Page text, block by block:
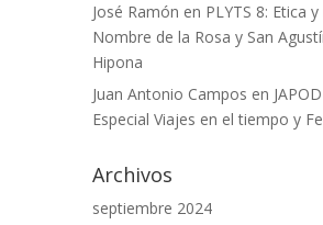
José Ramón en PLYTS 8: Etica
Nombre de la Rosa y San
Hipona
Juan Antonio Campos en
Especial Viajes en el tiempo y
Archivos
septiembre 2024